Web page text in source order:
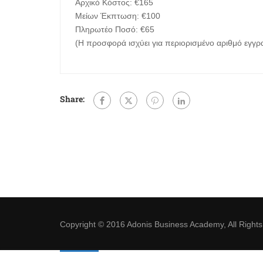
Αρχικό Κόστος: €165
Μείων Έκπτωση: €100
Πληρωτέο Ποσό: €65
(Η προσφορά ισχύει για περιορισμένο αριθμό
Share:
Copyright © 2016 Adonis Business Academy, All